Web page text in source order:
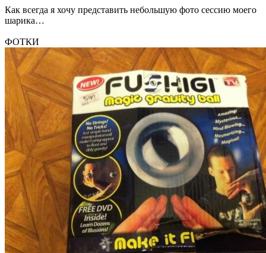
Как всегда я хочу представить небольшую фото сессию моего
шарика…
ФОТКИ